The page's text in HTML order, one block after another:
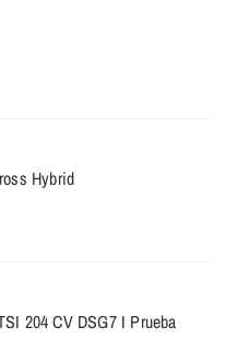
Hybrid
204 CV DSG7 I Prueba